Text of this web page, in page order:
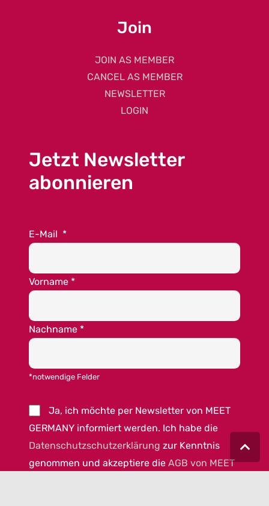
Join
JOIN AS MEMBER
CANCEL AS MEMBER
NEWSLETTER
LOGIN
Jetzt Newsletter
abonnieren
E-Mail *
Vorname *
Nachname *
*notwendige Felder
Ja, ich möchte per Newsletter von MEET
GERMANY informiert werden. Ich habe die
Datenschutzschutzerklärung zur Kenntnis
genommen und akzeptiere die AGB von MEET